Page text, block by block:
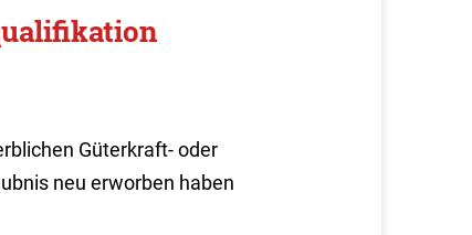
Güterkraft- oder
neu erworben haben